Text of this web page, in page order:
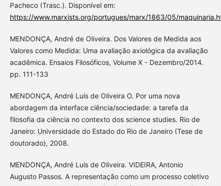
Pacheco (Trasc.). Disponível em:
https://www.marxists.org/portugues/marx/1863/05/
MENDONÇA, André de Oliveira. Dos Valores de Medida aos
Valores como Medida: Uma avaliação axiológica da avaliação
acadêmica. Ensaios Filosóficos, Volume X - Dezembro/2014.
pp. 111-133
MENDONÇA, André Luís de Oliveira O. Por uma nova
abordagem da interface ciência/sociedade: a tarefa da
filosofia da ciência no contexto dos science studies. Rio de
Janeiro: Universidade do Estado do Rio de Janeiro (Tese de
doutorado), 2008.
MENDONÇA, André Luís de Oliveira. VIDEIRA, Antonio
Augusto Passos. A representação como um processo coletivo